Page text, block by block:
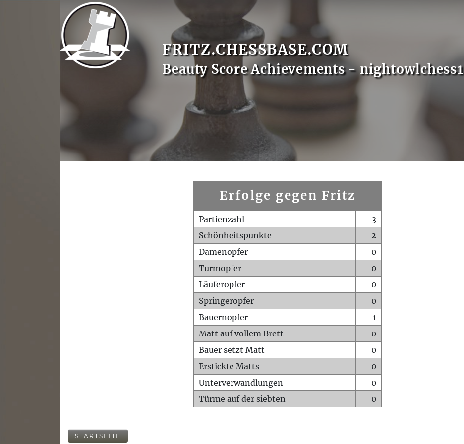
FRITZ.CHESSBASE.COM
Beauty Score Achievements - nightowlchess1
Erfolge gegen Fritz
Partienzahl
3
Schönheitspunkte
2
Damenopfer
0
Turmopfer
0
Läuferopfer
0
Springeropfer
0
Bauernopfer
1
Matt auf vollem Brett
0
Bauer setzt Matt
0
Erstickte Matts
0
Unterverwandlungen
0
Türme auf der siebten
0
STARTSEITE